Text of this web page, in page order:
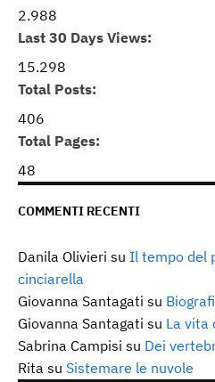
2.988
Last 30 Days Views:
15.298
Total Posts:
406
Total Pages:
48
COMMENTI RECENTI
Danila Olivieri su Il tempo del
cinciarella
Giovanna Santagati su
Giovanna Santagati su La vita
Sabrina Campisi su Dei
Rita su Sistemare le nuvole